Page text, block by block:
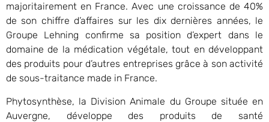
majoritairement en France. Avec une croissance de 40%
de son chiffre d’affaires sur les dix dernières années, le
Groupe Lehning confirme sa position d’expert dans le
domaine de la médication végétale, tout en développant
des produits pour d’autres entreprises grâce à son activité
de sous-traitance made in France.
Phytosynthèse, la Division Animale du Groupe située en
Auvergne, développe des produits de santé